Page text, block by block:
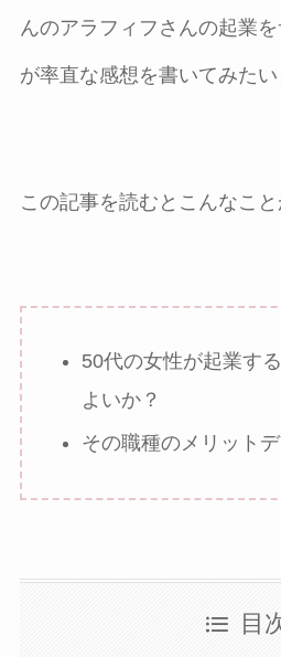
んのアラフィフさんの起業
が率直な感想を書いてみたい
この記事を読むとこんなこ
50代の女性が起業す
よいか？
その職種のメリット
目